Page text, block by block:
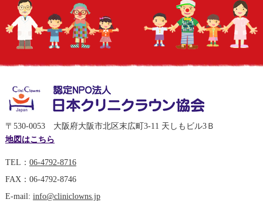
〒530-0053 大阪府大阪市北区末広町3-11 天しもビル3Ｂ
地図はこちら
TEL： 06-4792-8716
FAX：06-4792-8746
E-mail: info@cliniclowns.jp